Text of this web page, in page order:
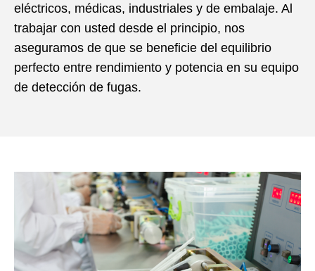
eléctricos, médicas, industriales y de embalaje. Al
trabajar con usted desde el principio, nos
aseguramos de que se beneficie del equilibrio
perfecto entre rendimiento y potencia en su equipo
de detección de fugas.